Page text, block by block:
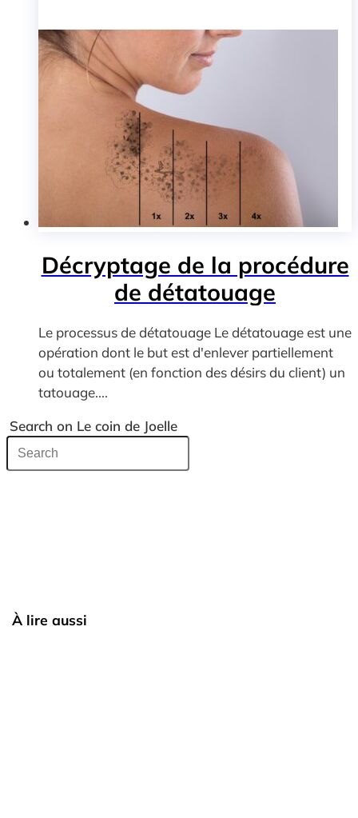
Décryptage de la procédure
de détatouage
Le processus de détatouage Le détatouage est une
opération dont le but est d'enlever partiellement
ou totalement (en fonction des désirs du client) un
tatouage....
Search on Le coin de Joelle
À lire aussi